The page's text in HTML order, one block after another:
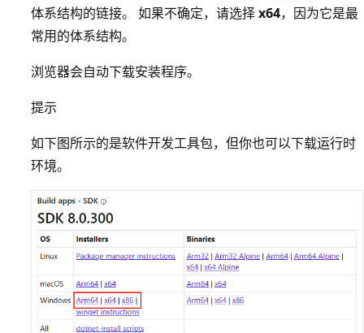
体系结构的链接。 如果不确定，请选择x64，因为它是最
常用的体系结构。
浏览器会自动下载安装程序。
提示
如下图所示的是软件开发工具包，但你也可以下载运行时
环境。